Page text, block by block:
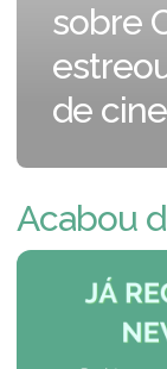
sobre
de
Acabou